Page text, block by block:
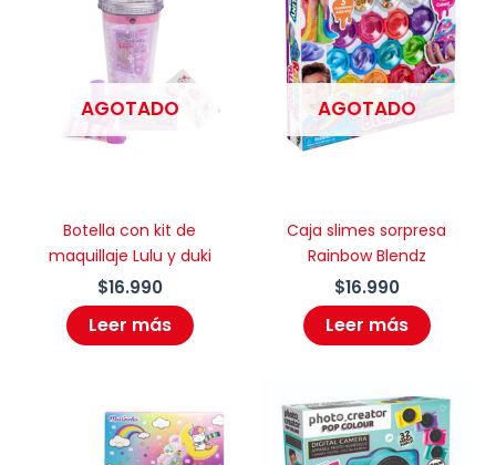
AGOTADO
Botella con kit de
maquillaje Lulu y duki
$16.990
Leer más
AGOTADO
Caja slimes sorpresa
Rainbow Blendz
$16.990
Leer más